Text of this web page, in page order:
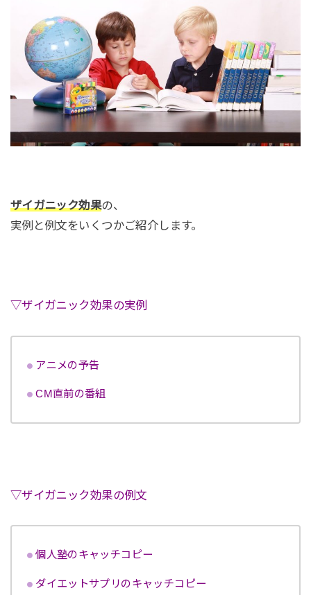
ザイガニック効果の、
実例と例文をいくつかご紹介します。
▽ザイガニック効果の実例
アニメの予告
CM直前の番組
▽ザイガニック効果の例文
個人塾のキャッチコピー
ダイエットサプリのキャッチコピー